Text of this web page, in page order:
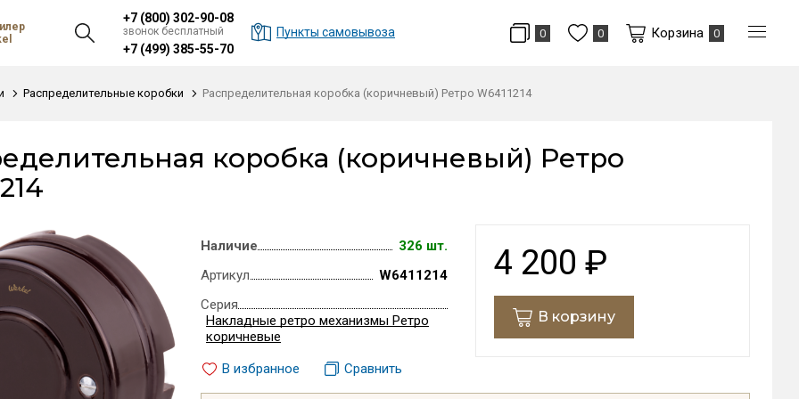
+7 (800) 302-90-08
звонок бесплатный
+7 (499) 385-55-70
Пункты самовывоза 0 0 Корзина 0
Распределительные коробки Распределительная коробка (коричневый) Ретро W6411214
коробка (коричневый) Ретро
4 200 ₽
В корзину
Наличие
326 шт.
Артикул
W6411214
Серия
Накладные ретро механизмы Ретро
коричневые
В избранное
Сравнить